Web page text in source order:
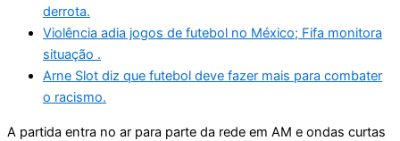
derrota.
Violência adia jogos de futebol no México; Fifa monitora
situação .
Arne Slot diz que futebol deve fazer mais para combater
o racismo.
A partida entra no ar para parte da rede em AM e ondas curtas